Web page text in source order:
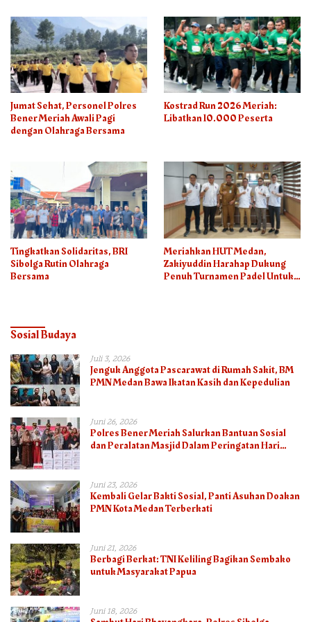
Jumat Sehat, Personel Polres
Bener Meriah Awali Pagi
dengan Olahraga Bersama
Kostrad Run 2026 Meriah:
Libatkan 10.000 Peserta
Tingkatkan Solidaritas, BRI
Sibolga Rutin Olahraga
Bersama
Meriahkan HUT Medan,
Zakiyuddin Harahap Dukung
Penuh Turnamen Padel Untuk
Sosial Budaya
Juli 3, 2026
Jenguk Anggota Pascarawat di Rumah Sakit, BM
PMN Medan Bawa Ikatan Kasih dan Kepedulian
Juni 26, 2026
Polres Bener Meriah Salurkan Bantuan Sosial
dan Peralatan Masjid Dalam Peringatan Hari
Juni 23, 2026
Kembali Gelar Bakti Sosial, Panti Asuhan Doakan
PMN Kota Medan Terberkati
Juni 21, 2026
Berbagi Berkat: TNI Keliling Bagikan Sembako
untuk Masyarakat Papua
Juni 18, 2026